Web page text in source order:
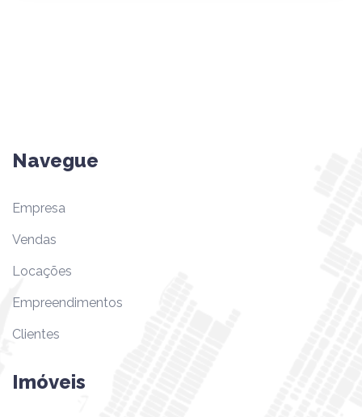
Navegue
Empresa
Vendas
Locações
Empreendimentos
Clientes
Imóveis